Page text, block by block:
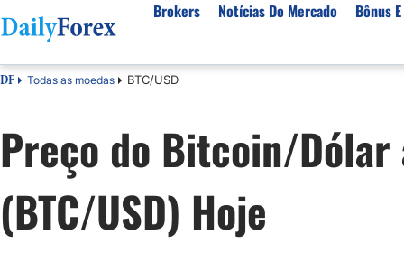
Brokers
Melhores Corretores do Brasil
Plataformas para Iniciantes
Negociação Automatizada
Melhores corretores do Portugal
Notícias Do Mercado
Moedas
EUR/USD
BRL/USD
BTC/USD
Bônus
Artigos Sobre Forex
Livros de Negociação Gratuitos
Sobre nós
Entre em contato conosco
Regulamentação de corretores
Porquê Confiar em Nós
DF Todas as moedas BTC/USD
Preço do Bitcoin/Dólar
(BTC/USD) Hoje